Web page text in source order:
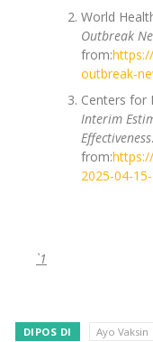
World
Outbreak
from:
outbreak-
Centers for
Interim
Effectiveness
from:
2025-04-
`1
DIPOS DI Ayo Vaksin